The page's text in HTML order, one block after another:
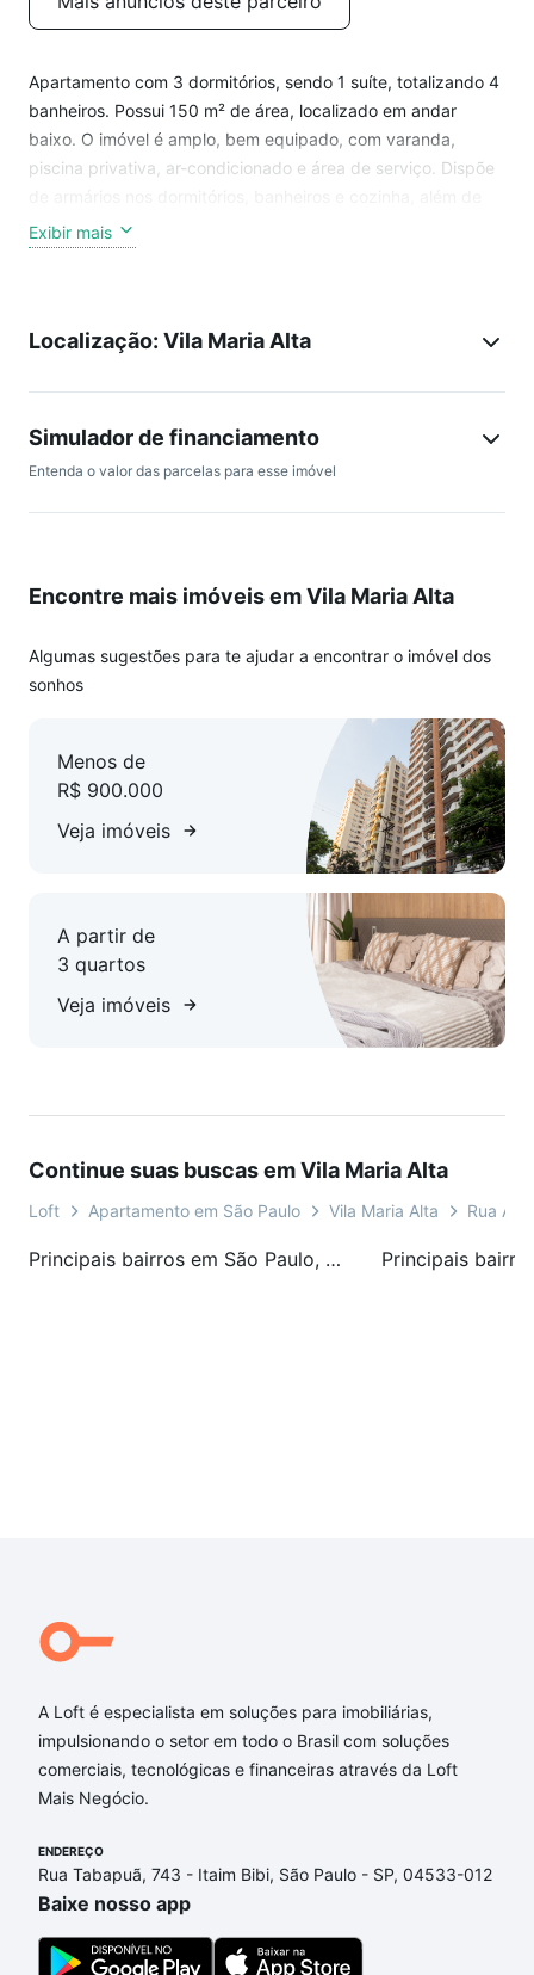
Apartamento com 3 dormitórios, sendo 1 suíte, totalizando 4
banheiros. Possui 150 m² de área, localizado em andar
baixo. O imóvel é amplo, bem equipado, com varanda,
piscina privativa, ar-condicionado e área de serviço. Dispõe
fogão incluso e portas amplas nos dormitórios e corredores.
moradores.
Localizado no bairro Vila Maria Alta, em região com fácil
acesso a comércios, escolas, hospital, parque e opções de
Exibir mais
Localização: Vila Maria Alta
Simulador de financiamento
Entenda o valor das parcelas para esse imóvel
Encontre mais imóveis em Vila Maria Alta
Algumas sugestões para te ajudar a encontrar o imóvel dos
sonhos
Menos de
R$ 900.000
Veja imóveis
A partir de
3 quartos
Veja imóveis
Continue suas buscas em Vila Maria Alta
Loft Apartamento em São Paulo Vila Maria Alta Rua
Principais bairros em São Paulo, SP
A Loft é especialista em soluções para imobiliárias,
impulsionando o setor em todo o Brasil com soluções
comerciais, tecnológicas e financeiras através da Loft
Mais Negócio.
ENDEREÇO
Rua Tabapuã, 743 - Itaim Bibi, São Paulo - SP, 04533-012
Baixe nosso app